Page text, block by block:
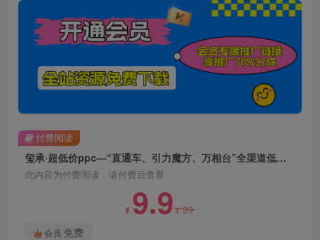
玺承·超低价ppc—“直通车、引力魔方、万相台”全渠道低价扫流核心玩法
此内容为付费阅读，请付费后查看
¥ 9.9¥99
会员 免费
付费阅读